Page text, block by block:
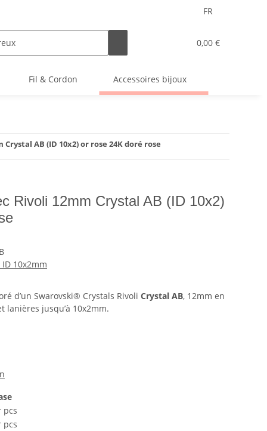
FR
0,00 €
Fil & Cordon Accessoires bijoux
AB (ID 10x2) or rose 24K doré rose
Rivoli 12mm Crystal AB (ID 10x2)
10x2mm
d’un Swarovski® Crystals Rivoli Crystal AB, 12mm en
jusqu’à 10x2mm.
pcs
pcs